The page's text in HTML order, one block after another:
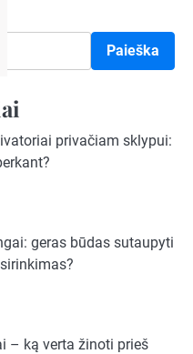
Paieška
privačiam sklypui:
geras būdas sutaupyti
– ką verta žinoti prieš